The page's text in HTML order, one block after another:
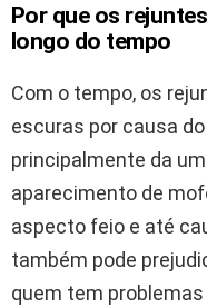
Por que os
longo do tempo
Com o tempo, os
escuras por causa
principalmente da
aparecimento de
aspecto feio e até
também pode
quem tem